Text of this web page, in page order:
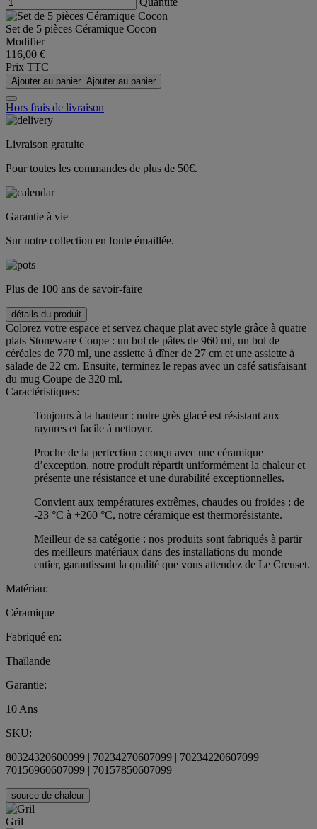
Set de 5 pièces Céramique Cocon
Modifier
116,00 €
Prix TTC
Ajouter au panier Ajouter au panier
Hors frais de livraison
Livraison gratuite
Pour toutes les commandes de plus de 50€.
Garantie à vie
Sur notre collection en fonte émaillée.
Plus de 100 ans de savoir-faire
détails du produit
Colorez votre espace et servez chaque plat avec style grâce à quatre
plats Stoneware Coupe : un bol de pâtes de 960 ml, un bol de
céréales de 770 ml, une assiette à dîner de 27 cm et une assiette à
salade de 22 cm. Ensuite, terminez le repas avec un café satisfaisant
du mug Coupe de 320 ml.
Caractéristiques:
Toujours à la hauteur : notre grès glacé est résistant aux
rayures et facile à nettoyer.
Proche de la perfection : conçu avec une céramique
d’exception, notre produit répartit uniformément la chaleur et
présente une résistance et une durabilité exceptionnelles.
Convient aux températures extrêmes, chaudes ou froides : de
-23 °C à +260 °C, notre céramique est thermorésistante.
Meilleur de sa catégorie : nos produits sont fabriqués à partir
des meilleurs matériaux dans des installations du monde
entier, garantissant la qualité que vous attendez de Le Creuset.
Matériau:
Céramique
Fabriqué en:
Thaïlande
Garantie:
10 Ans
SKU:
80324320600099 | 70234270607099 | 70234220607099 |
70156960607099 | 70157850607099
source de chaleur
Gril